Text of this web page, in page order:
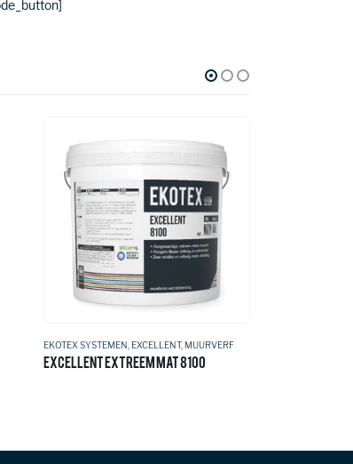
EKOTEX SYSTEMEN EXCELLENT, MUURVERF
EXCELLENT EXTREEM MAT 8100